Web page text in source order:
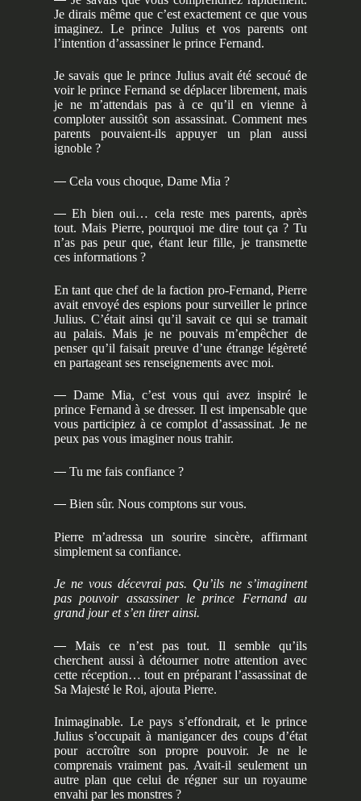
Je dirais même que c’est exactement ce que vous
imaginez. Le prince Julius et vos parents ont
l’intention d’assassiner le prince Fernand.
Je savais que le prince Julius avait été secoué de
voir le prince Fernand se déplacer librement, mais
je ne m’attendais pas à ce qu’il en vienne à
comploter aussitôt son assassinat. Comment mes
parents pouvaient-ils appuyer un plan aussi
ignoble ?
— Cela vous choque, Dame Mia ?
—Eh bien oui… cela reste mes parents, après
tout. Mais Pierre, pourquoi me dire tout ça ? Tu
n’as pas peur que, étant leur fille, je transmette
ces informations ?
En tant que chef de la faction pro-Fernand, Pierre
avait envoyé des espions pour surveiller le prince
Julius. C’était ainsi qu’il savait ce qui se tramait
au palais. Mais je ne pouvais m’empêcher de
penser qu’il faisait preuve d’une étrange légèreté
en partageant ses renseignements avec moi.
— Dame Mia, c’est vous qui avez inspiré le
prince Fernand à se dresser. Il est impensable que
vous participiez à ce complot d’assassinat. Je ne
peux pas vous imaginer nous trahir.
— Tu me fais confiance ?
— Bien sûr. Nous comptons sur vous.
Pierre m’adressa un sourire sincère, affirmant
simplement sa confiance.
Je ne vous décevrai pas. Qu’ils ne s’imaginent
pas pouvoir assassiner le prince Fernand au
grand jour et s’en tirer ainsi.
— Mais ce n’est pas tout. Il semble qu’ils
cherchent aussi à détourner notre attention avec
cette réception… tout en préparant l’assassinat de
Sa Majesté le Roi, ajouta Pierre.
Inimaginable. Le pays s’effondrait, et le prince
Julius s’occupait à manigancer des coups d’état
pour accroître son propre pouvoir. Je ne le
comprenais vraiment pas. Avait-il seulement un
autre plan que celui de régner sur un royaume
envahi par les monstres ?